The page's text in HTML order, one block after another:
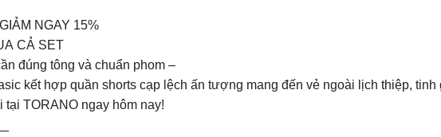
NGAY 15%
CẢ SET
đúng tông và chuẩn phom –
kết hợp quần shorts cạp lệch ấn tượng mang đến vẻ ngoài lịch thiệp,
TORANO ngay hôm nay!